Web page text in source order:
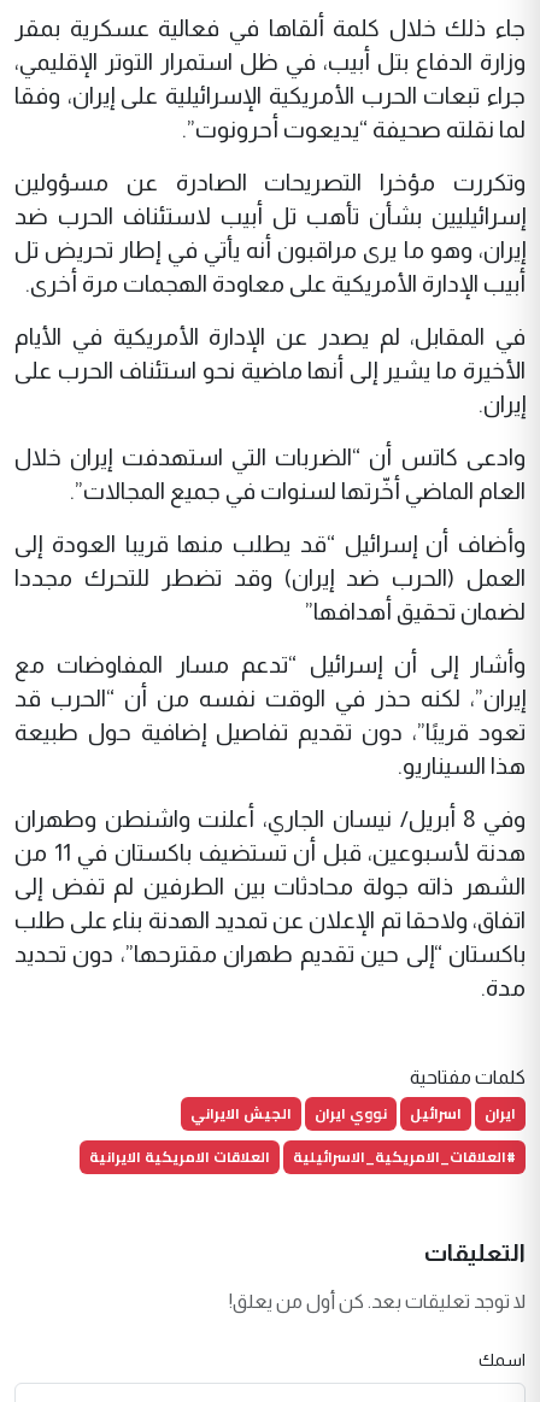
جاء ذلك خلال كلمة ألقاها في فعالية عسكرية بمقر
وزارة الدفاع بتل أبيب، في ظل استمرار التوتر الإقليمي،
جراء تبعات الحرب الأمريكية الإسرائيلية على إيران، وفقا
لما نقلته صحيفة “يديعوت أحرونوت”.
وتكررت مؤخرا التصريحات الصادرة عن مسؤولين
إسرائيليين بشأن تأهب تل أبيب لاستئناف الحرب ضد
إيران، وهو ما يرى مراقبون أنه يأتي في إطار تحريض تل
أبيب الإدارة الأمريكية على معاودة الهجمات مرة أخرى.
في المقابل، لم يصدر عن الإدارة الأمريكية في الأيام
الأخيرة ما يشير إلى أنها ماضية نحو استئناف الحرب على
إيران.
وادعى كاتس أن “الضربات التي استهدفت إيران خلال
العام الماضي أخّرتها لسنوات في جميع المجالات”.
وأضاف أن إسرائيل “قد يطلب منها قريبا العودة إلى
العمل (الحرب ضد إيران) وقد تضطر للتحرك مجددا
لضمان تحقيق أهدافها”
وأشار إلى أن إسرائيل “تدعم مسار المفاوضات مع
إيران”، لكنه حذر في الوقت نفسه من أن “الحرب قد
تعود قريبًا”، دون تقديم تفاصيل إضافية حول طبيعة
هذا السيناريو.
وفي 8 أبريل/ نيسان الجاري، أعلنت واشنطن وطهران
هدنة لأسبوعين، قبل أن تستضيف باكستان في 11 من
الشهر ذاته جولة محادثات بين الطرفين لم تفض إلى
اتفاق، ولاحقا تم الإعلان عن تمديد الهدنة بناء على طلب
باكستان “إلى حين تقديم طهران مقترحها”، دون تحديد
مدة.
كلمات مفتاحية
ايران اسرائيل نووي ايران
الجيش الايراني
#العلاقات_الامريكية_الاسرائيلية
العلاقات الامريكية الايرانية
التعليقات
لا توجد تعليقات بعد. كن أول من يعلق!
اسمك